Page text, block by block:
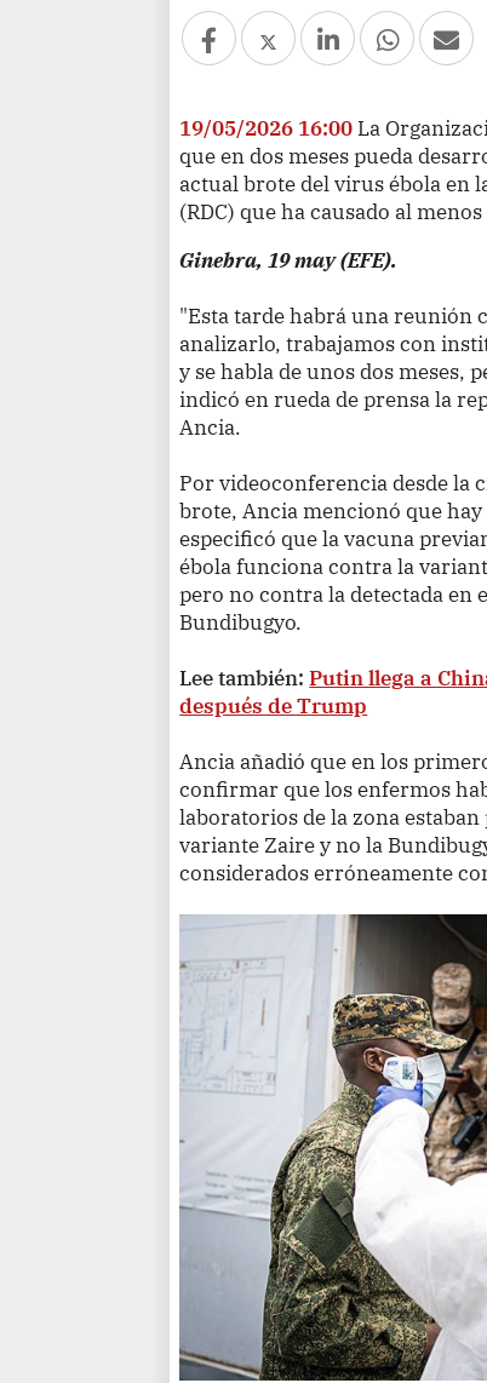
19/05/2026 16:00 La
que en dos meses pueda
actual brote del virus ébola en
(RDC) que ha causado al
Ginebra, 19 may (EFE).
"Esta tarde habrá una reunión
analizarlo, trabajamos con
y se habla de unos dos meses,
indicó en rueda de prensa la
Ancia.
Por videoconferencia desde la
brote, Ancia mencionó que
especificó que la vacuna
ébola funciona contra la
pero no contra la detectada en
Bundibugyo.
Lee también: Putin llega a
después de Trump
Ancia añadió que en los
confirmar que los enfermos
laboratorios de la zona
variante Zaire y no la
considerados erróneamente